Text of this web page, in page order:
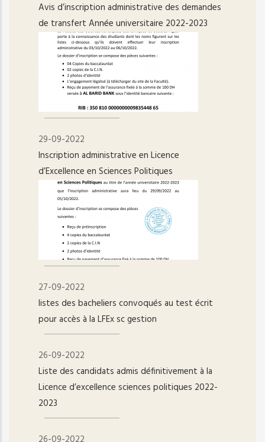
Avis d’inscription administrative des demandes
de transfert Année universitaire 2022-2023
29-09-2022
Inscription administrative en Licence
d’Excellence en Sciences Politiques
27-09-2022
listes des bacheliers convoqués au test écrit
pour accès à la LFEx sc gestion
26-09-2022
Liste des candidats admis définitivement à la
Licence d’excellence sciences politiques 2022-
2023